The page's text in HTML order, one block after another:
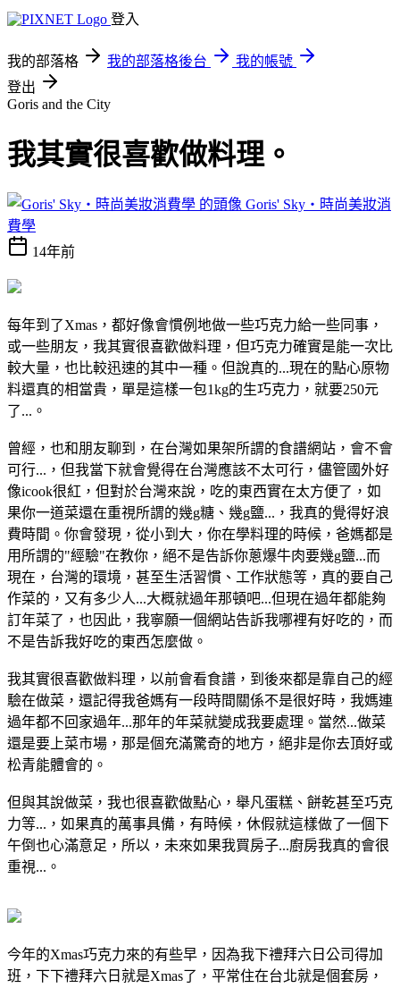
登入
我的部落格 我的部落格後台
我的帳號
登出
Goris and the City
我其實很喜歡做料理。
Goris' Sky‧時尚美妝消
費學
14年前
每年到了Xmas，都好像會慣例地做一些巧克力給一些同事，
或一些朋友，我其實很喜歡做料理，但巧克力確實是能一次比
較大量，也比較迅速的其中一種。但說真的...現在的點心原物
料還真的相當貴，單是這樣一包1kg的生巧克力，就要250元
了...。
曾經，也和朋友聊到，在台灣如果架所謂的食譜網站，會不會
可行...，但我當下就會覺得在台灣應該不太可行，儘管國外好
像icook很紅，但對於台灣來說，吃的東西實在太方便了，如
果你一道菜還在重視所謂的幾g糖、幾g鹽...，我真的覺得好浪
費時間。你會發現，從小到大，你在學料理的時候，爸媽都是
用所謂的"經驗"在教你，絕不是告訴你蔥爆牛肉要幾g鹽...而
現在，台灣的環境，甚至生活習慣、工作狀態等，真的要自己
作菜的，又有多少人...大概就過年那頓吧...但現在過年都能夠
訂年菜了，也因此，我寧願一個網站告訴我哪裡有好吃的，而
不是告訴我好吃的東西怎麼做。
我其實很喜歡做料理，以前會看食譜，到後來都是靠自己的經
驗在做菜，還記得我爸媽有一段時間關係不是很好時，我媽連
過年都不回家過年...那年的年菜就變成我要處理。當然...做菜
還是要上菜市場，那是個充滿驚奇的地方，絕非是你去頂好或
松青能體會的。
但與其說做菜，我也很喜歡做點心，舉凡蛋糕、餅乾甚至巧克
力等...，如果真的萬事具備，有時候，休假就這樣做了一個下
午倒也心滿意足，所以，未來如果我買房子...廚房我真的會很
重視...。
今年的Xmas巧克力來的有些早，因為我下禮拜六日公司得加
班，下下禮拜六日就是Xmas了，平常住在台北就是個套房，